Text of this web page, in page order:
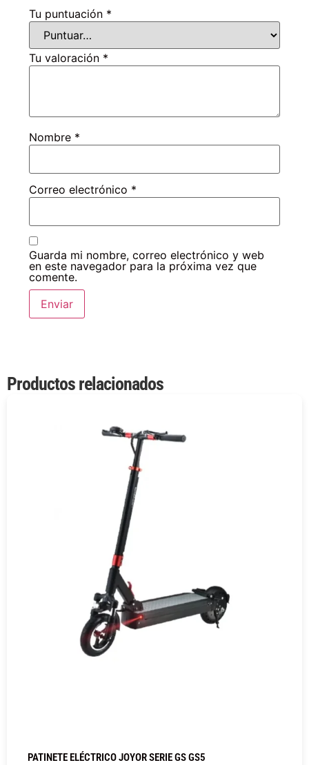
Tu puntuación *
Tu valoración *
Nombre *
Correo electrónico *
Guarda mi nombre, correo electrónico y web
en este navegador para la próxima vez que
comente.
Productos relacionados
PATINETE ELÉCTRICO JOYOR SERIE GS GS5